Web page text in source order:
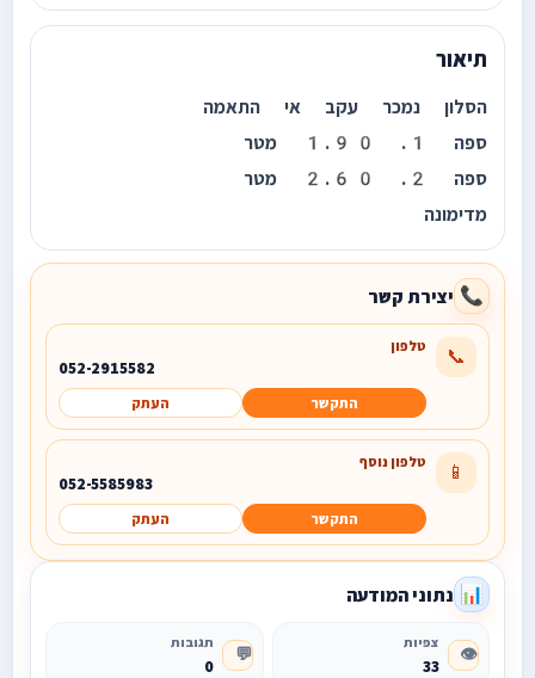
תיאור
הסלון נמכר עקב אי התאמה
ספה 1. 1.90 מטר
ספה 2. 2.60 מטר
מדימונה
📞 יצירת קשר
📞 טלפון
052-2915582
התקשר העתק
📱 טלפון נוסף
052-5585983
התקשר העתק
📊 נתוני המודעה
👁️ צפיות
33
💬 תגובות
0